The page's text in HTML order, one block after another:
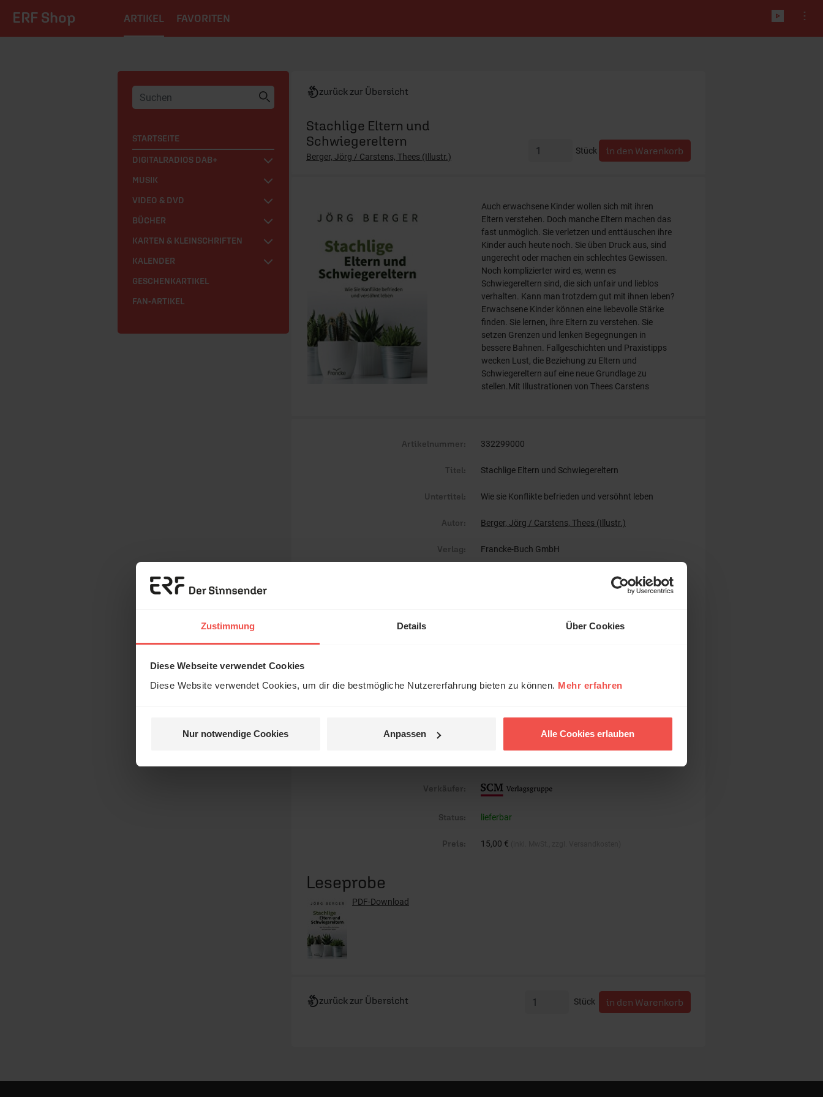
Zustimmung Details Über Cookies
Diese Webseite verwendet Cookies
Diese Website verwendet Cookies, um dir die bestmögliche Nutzererfahrung bieten zu können. Mehr erfahren
Nur notwendige Cookies Anpassen Alle Cookies erlauben
ERF Shop ARTIKEL FAVORITEN
STARTSEITE
DIGITALRADIOS DAB+
MUSIK
VIDEO & DVD
BÜCHER
KARTEN & KLEINSCHRIFTEN
KALENDER
GESCHENKARTIKEL
FAN-ARTIKEL
zurück zur Übersicht
Stück
Stachlige Eltern und
Schwiegereltern
Berger, Jörg / Carstens, Thees (Illustr.)
Auch erwachsene Kinder wollen sich mit ihren
Eltern verstehen. Doch manche Eltern machen das
fast unmöglich. Sie verletzen und enttäuschen ihre
Kinder auch heute noch. Sie üben Druck aus, sind
ungerecht oder machen ein schlechtes Gewissen.
Noch komplizierter wird es, wenn es
Schwiegereltern sind, die sich unfair und lieblos
verhalten. Kann man trotzdem gut mit ihnen leben?
Erwachsene Kinder können eine liebevolle Stärke
finden. Sie lernen, ihre Eltern zu verstehen. Sie
setzen Grenzen und lenken Begegnungen in
bessere Bahnen. Fallgeschichten und Praxistipps
wecken Lust, die Beziehung zu Eltern und
Schwiegereltern auf eine neue Grundlage zu
stellen.Mit Illustrationen von Thees Carstens
Artikelnummer: 332299000
Titel: Stachlige Eltern und Schwiegereltern
Untertitel: Wie sie Konflikte befrieden und versöhnt leben
Autor: Berger, Jörg / Carstens, Thees (Illustr.)
Verlag: Francke-Buch GmbH
Erscheinungsdatum: 14. September 2022
Format:
Verkäufer:
Status: lieferbar
Preis: 15,00 €
Leseprobe
PDF-Download
Stück
zurück zur Übersicht